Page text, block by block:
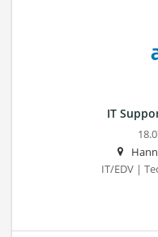
IT
IT/EDV |